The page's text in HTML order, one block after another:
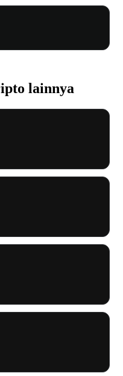
lainnya